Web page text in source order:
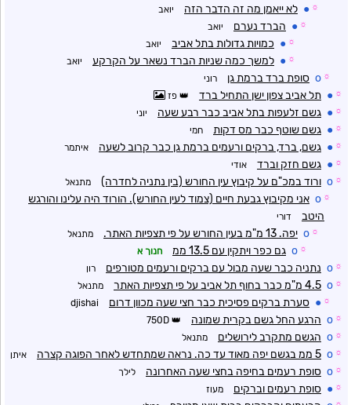
☼
● לא ייאמן מה זה הדבר הזה יואב
☼
● הברד נערם יואב
☼
● כמויות גדולות בתל אביב יואב
☼
● למשך כמה שניות הברד נשאר על הקרקע יואב
☼
o סופת ברד ברמת גן רוני
☼
● תל אביב צפון ישן התחיל ברד פז
☼
● גשם זלעפות בתל אביב כבר רבע שעה יוני
☼
● גשם שוטף כבר מס דקות חמי
☼
● גשם, ברד, ברקים ורעמים ברמת גן כבר קרוב לשעה איתמר
☼
● גשם חזק וברד אודי
☼
o ורוד במכ"ם על קיבוץ עין החורש (בין נתניה לחדרה) מתנאל
☼
o אני מקיבוץ גבעת חיים (צמוד לעין החורש). הורוד היה עלינו והורגש
היטב
דורי
☼
o יפה. 13 מ"מ בעין החורש על פי תצפיות האתר. מתנאל
☼
o גם כפר ויתקין עם 13.5 ממ חנוך א
☼
o נתניה כבר שעה מבול עם ברקים ורעמים מטורפים רון
☼
o 4.5 מ"מ כבר בחוף תל אביב על פי תצפיות האתר מתנאל
☼
● סערת ברקים פסיכית כבר חצי שעה מכוון דרום djishai
☼
o הרגע החל גשם בקרית שמונה
☼
o הגשם מתקרב לירושלים מתנאל
☼
o 5 ממ בגשם יפה מאוד עד כה. נראה שמתחדש לאחר הפוגה קצרה איתן
☼
o סופת רעמים בחיפה בחצי שעה האחרונה לילך
☼
● סופת רעמים וברקים מעוז